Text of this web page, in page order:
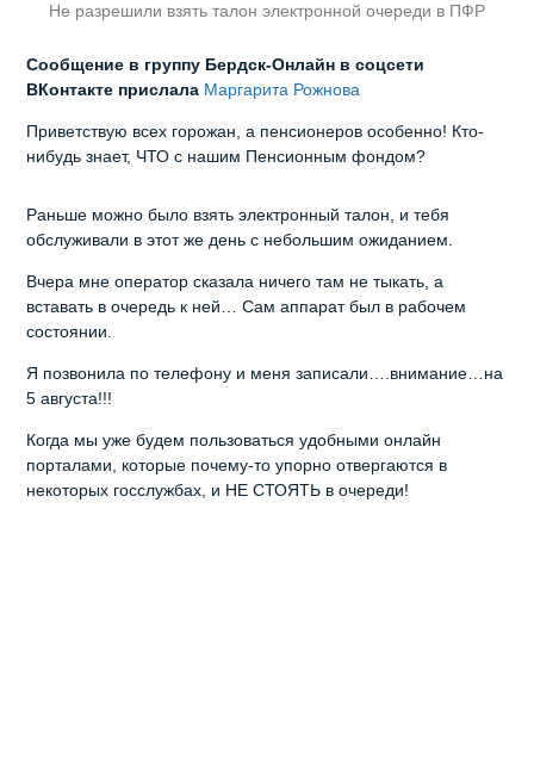
Не разрешили взять талон электронной очереди в ПФР
Сообщение в группу Бердск-Онлайн в соцсети
ВКонтакте прислала Маргарита Рожнова
Приветствую всех горожан, а пенсионеров особенно! Кто-
нибудь знает, ЧТО с нашим Пенсионным фондом?
Раньше можно было взять электронный талон, и тебя
обслуживали в этот же день с небольшим ожиданием.
Вчера мне оператор сказала ничего там не тыкать, а
вставать в очередь к ней… Сам аппарат был в рабочем
состоянии.
Я позвонила по телефону и меня записали….внимание…на
5 августа!!!
Когда мы уже будем пользоваться удобными онлайн
порталами, которые почему-то упорно отвергаются в
некоторых госслужбах, и НЕ СТОЯТЬ в очереди!